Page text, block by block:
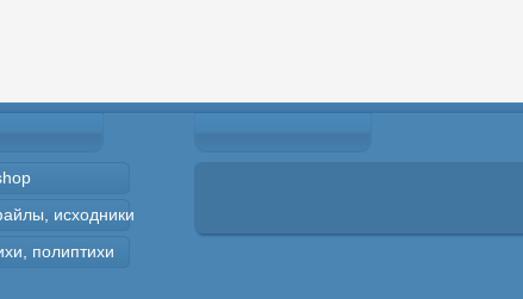
исходники
полиптихи